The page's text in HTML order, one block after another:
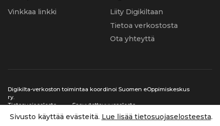
Sivusto käyttää evästeitä. Lue lisää tietosuojaselosteesta.
Vinkkaa linkki
Liity Digikiltaan
Tietoa verkostosta
Ota yhteyttä
Digikilta-verkoston toimintaa koordinoi Suomen eOppimiskeskus
ry.
Tietosuojaseloste
Saavutettavuusseloste